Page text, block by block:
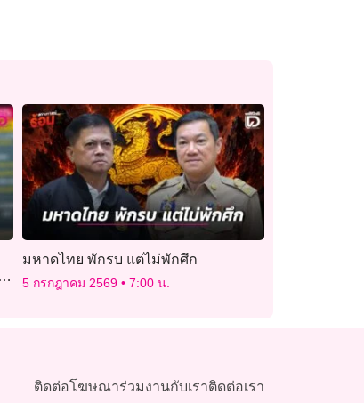
มหาดไทย พักรบ แต่ไม่พักศึก
5 กรกฎาคม 2569 7:00 น.
ติดต่อโฆษณาร่วมงานกับเราติดต่อเรา